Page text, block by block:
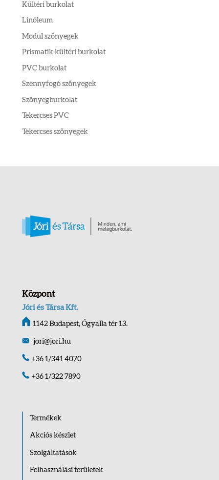
Kültéri burkolat
Linóleum
Modul szőnyegek
Prismatik kültéri burkolat
PVC burkolat
Szennyfogó szőnyegek
Szőnyegburkolat
Tekercses PVC
Tekercses szőnyegek
Központ
Jóri és Társa Kft.
1142 Budapest, Ógyalla tér 13.
jori@jori.hu
+36 1/341 4070
+36 1/322 7890
Termékek
Akciós készlet
Szolgáltatások
Felhasználási területek